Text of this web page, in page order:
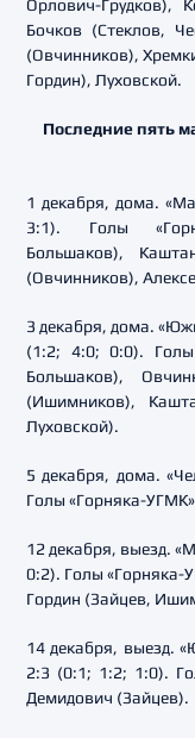
Орлович-Грудков),
Бочков (Стеклов,
(Овчинников),
Гордин), Луховской.
Последние пять
1 декабря, дома.
3:1). Голы
Большаков),
(Овчинников),
3 декабря, дома.
(1:2; 4:0; 0:0). Голы
Большаков),
(Ишимников),
Луховской).
5 декабря, дома.
Голы «Горняка-
12 декабря, выезд.
0:2). Голы
Гордин (Зайцев,
14 декабря, выезд.
2:3 (0:1; 1:2; 1:0).
Демидович (Зайцев).